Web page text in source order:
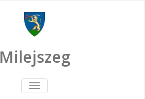
Milejszeg
TOGGLE
NAVIGATION